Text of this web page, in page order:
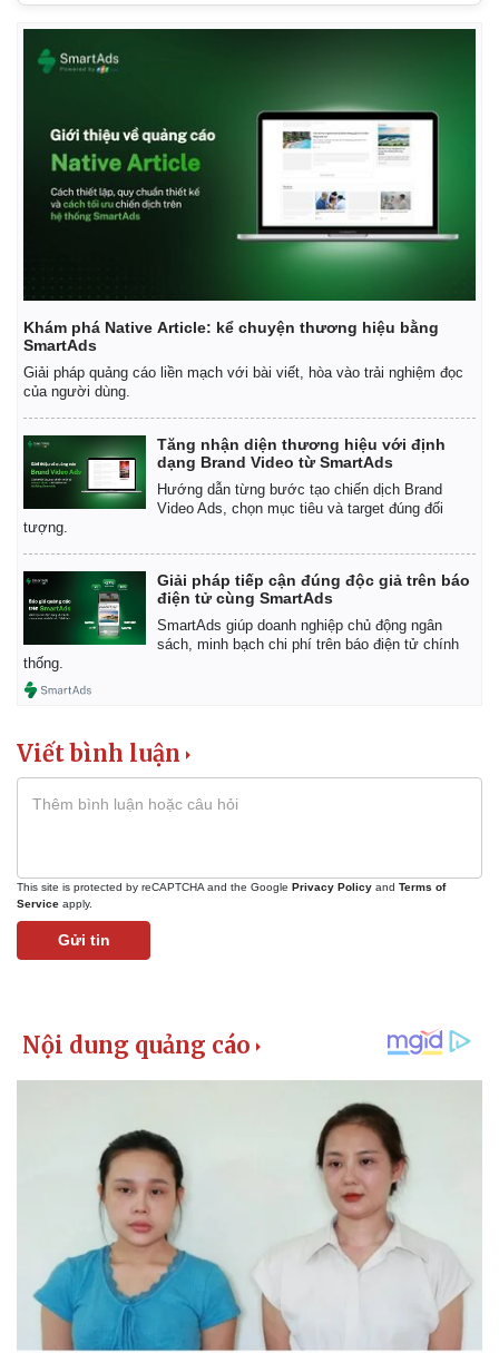
Kinh tế
Khởi nghiệp
Khám phá Native Article: kể chuyện thương hiệu bằng
SmartAds
Giải pháp quảng cáo liền mạch với bài viết, hòa vào trải nghiệm đọc
của người dùng.
Tăng nhận diện thương hiệu với định
dạng Brand Video từ SmartAds
Hướng dẫn từng bước tạo chiến dịch Brand
Video Ads, chọn mục tiêu và target đúng đối
tượng.
Giải pháp tiếp cận đúng độc giả trên báo
điện tử cùng SmartAds
SmartAds giúp doanh nghiệp chủ động ngân
sách, minh bạch chi phí trên báo điện tử chính
thống.
Viết bình luận
This site is protected by reCAPTCHA and the Google Privacy Policy and Terms of
Service apply.
Gửi tin